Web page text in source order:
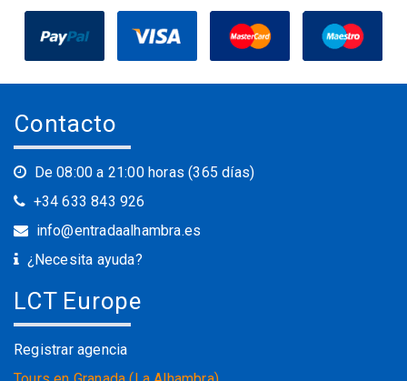
Contacto
De 08:00 a 21:00 horas (365 días)
+34 633 843 926
info@entradaalhambra.es
¿Necesita ayuda?
LCT Europe
Registrar agencia